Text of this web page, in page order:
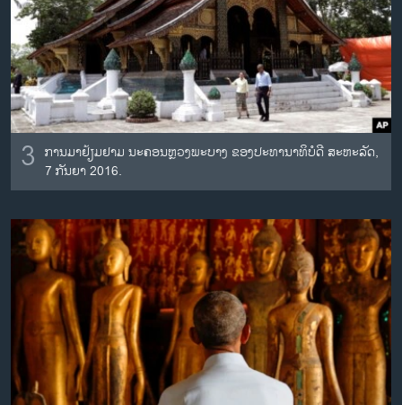
3 ການມາຢ້ຽມຢາມ ນະຄອນຫຼວງພະບາງ ຂອງປະທານາທິບໍດີ ສະຫະລັດ,
7 ກັນຍາ 2016.